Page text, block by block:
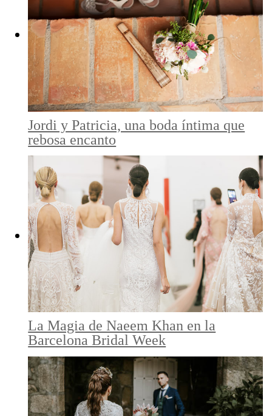
Jordi y Patricia, una boda íntima que
rebosa encanto
La Magia de Naeem Khan en la
Barcelona Bridal Week